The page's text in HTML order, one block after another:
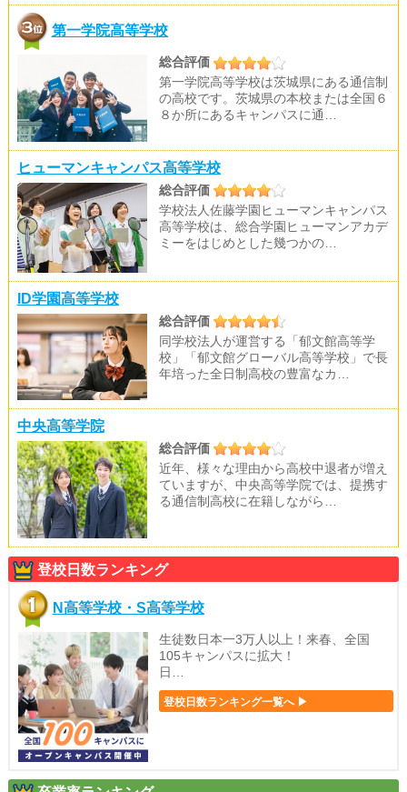
第一学院高等学校
総合評価
第一学院高等学校は茨城県にある通信制
の高校です。茨城県の本校または全国６
８か所にあるキャンパスに通…
ヒューマンキャンパス高等学校
総合評価
学校法人佐藤学園ヒューマンキャンパス
高等学校は、総合学園ヒューマンアカデ
ミーをはじめとした幾つかの…
ID学園高等学校
総合評価
同学校法人が運営する「郁文館高等学
校」「郁文館グローバル高等学校」で長
年培った全日制高校の豊富なカ…
中央高等学院
総合評価
近年、様々な理由から高校中退者が増え
ていますが、中央高等学院では、提携す
る通信制高校に在籍しながら…
登校日数ランキング
N高等学校・S高等学校
生徒数日本一3万人以上！来春、全国
105キャンパスに拡大！
日…
登校日数ランキング一覧へ ▶